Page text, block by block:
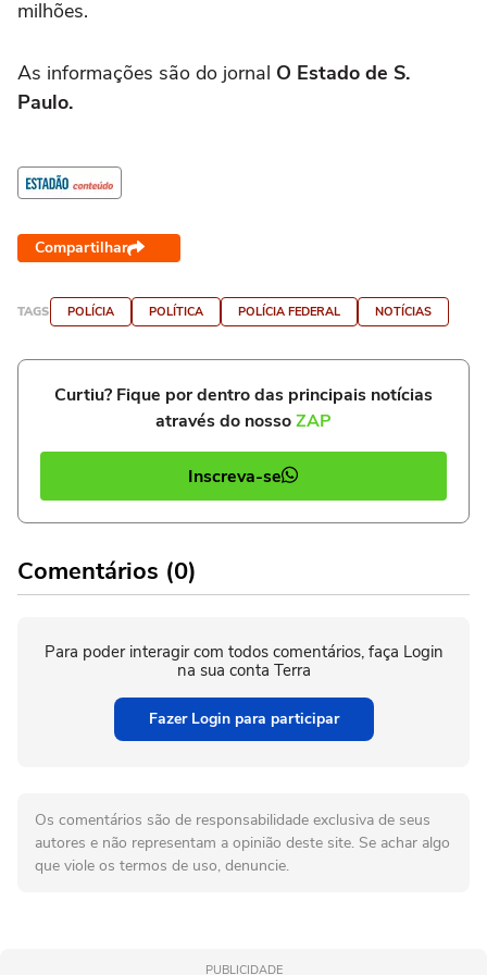
milhões.
As informações são do jornal O Estado de S.
Paulo.
Compartilhar
TAGS POLÍCIA POLÍTICA POLÍCIA FEDERAL NOTÍCIAS
Curtiu? Fique por dentro das principais notícias
através do nossoZAP
Inscreva-se
Comentários (0)
Para poder interagir com todos comentários, faça Login
na sua conta Terra
Fazer Login para participar
Os comentários são de responsabilidade exclusiva de seus
autores e não representam a opinião deste site. Se achar algo
que viole os termos de uso, denuncie.
PUBLICIDADE